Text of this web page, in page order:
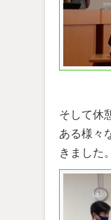
そして休
ある様々
きました。